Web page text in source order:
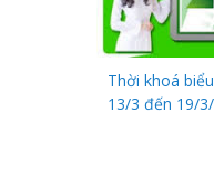
Thời khoá
13/3 đến 19/